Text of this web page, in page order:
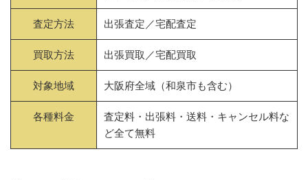
査定方法 出張査定／宅配査定
買取方法 出張買取／宅配買取
対象地域 大阪府全域（和泉市も含む）
各種料金
査定料・出張料・送料・キャンセル料な
ど全て無料